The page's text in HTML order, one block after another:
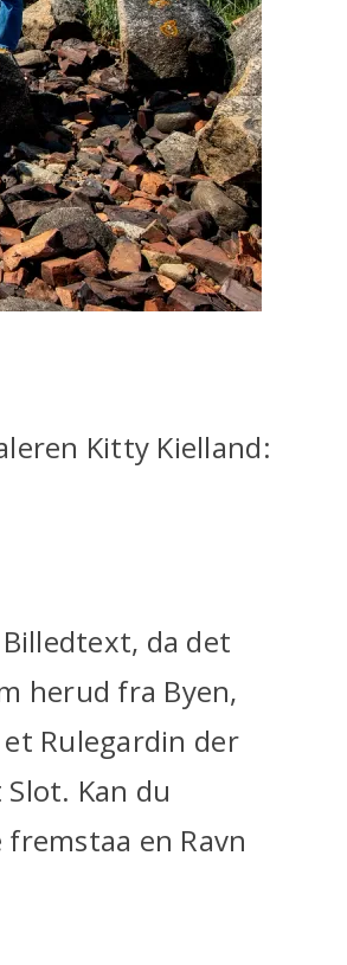
Kitty Kielland:
da det
herud fra Byen,
Rulegardin der
Kan du
en Ravn